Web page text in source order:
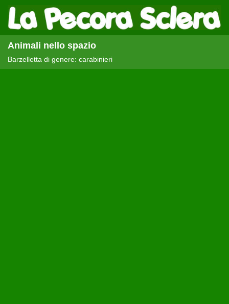
Animali nello spazio
Barzelletta di genere: carabinieri